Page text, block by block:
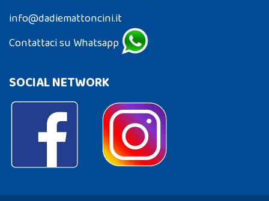
info@dadiemattoncini.it
Contattaci su Whatsapp
SOCIAL NETWORK